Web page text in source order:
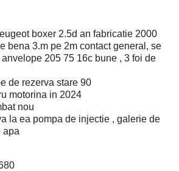
boxer 2.5d an fabricatie 2000
bena 3.m pe 2m contact general, se
205 75 16c bune , 3 foi de
de rezerva stare 90
motorina in 2024
nou
la ea pompa de injectie , galerie de
apa